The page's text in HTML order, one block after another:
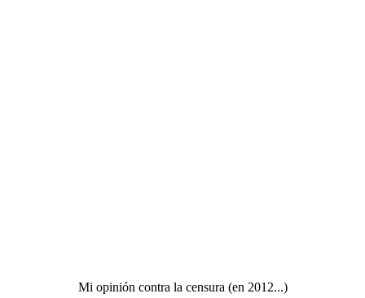
Mi opinión contra la censura (en 2012...)